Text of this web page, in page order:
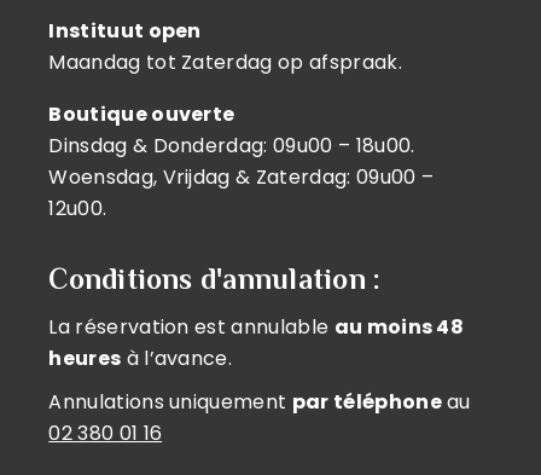
Instituut open
Maandag tot Zaterdag op afspraak.
Boutique ouverte
Dinsdag & Donderdag: 09u00 – 18u00.
Woensdag, Vrijdag & Zaterdag: 09u00 –
12u00.
Conditions d'annulation :
La réservation est annulable au moins 48
heures à l’avance.
Annulations uniquement par téléphoneau
02 380 01 16